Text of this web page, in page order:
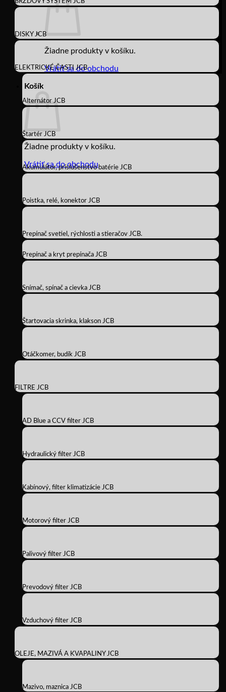
Žiadne produkty v košíku.
Vrátiť sa do obchodu
Košík
Žiadne produkty v košíku.
Vrátiť sa do obchodu
DISKY JCB
ELEKTRICKÉ ČASTI JCB
Alternátor JCB
Štartér JCB
Akumulátor, príslušenstvo batérie JCB
Poistka, relé, konektor JCB
Prepínač svetiel, rýchlosti a stieračov JCB.
Prepínač a kryt prepínača JCB
Snímač, spínač a cievka JCB
Štartovacia skrinka, klakson JCB
Otáčkomer, budík JCB
FILTRE JCB
AD Blue a CCV filter JCB
Hydraulický filter JCB
Kabínový, filter klimatizácie JCB
Motorový filter JCB
Palivový filter JCB
Prevodový filter JCB
Vzduchový filter JCB
OLEJE, MAZIVÁ A KVAPALINY JCB
Mazivo, maznica JCB